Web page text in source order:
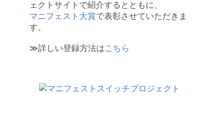
ェクトサイトで紹介するとともに、
マニフェスト大賞で表彰させていただきま
す。
≫詳しい登録方法はこちら